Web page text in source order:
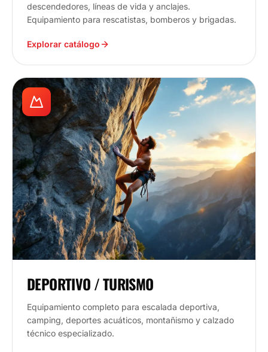
descendedores, líneas de vida y anclajes.
Equipamiento para rescatistas, bomberos y brigadas.
Explorar catálogo
DEPORTIVO / TURISMO
Equipamiento completo para escalada deportiva,
camping, deportes acuáticos, montañismo y calzado
técnico especializado.